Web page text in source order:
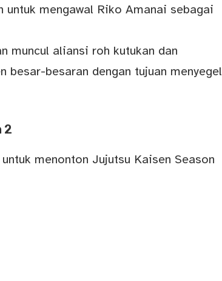
mengawal Riko Amanai sebagai
muncul aliansi roh kutukan dan
besar-besaran dengan tujuan menyegel
2
menonton Jujutsu Kaisen Season